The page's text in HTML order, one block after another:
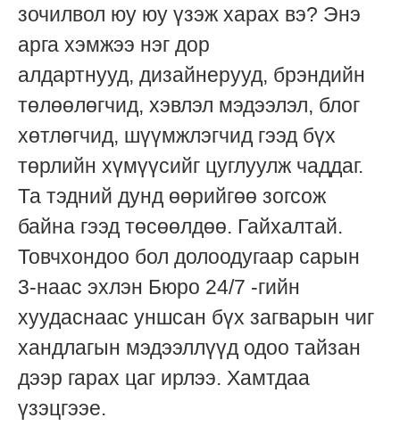
зочилвол юу юу үзэж харах вэ? Энэ
арга хэмжээ нэг дор
алдартнууд, дизайнерууд, брэндийн
төлөөлөгчид, хэвлэл мэдээлэл, блог
хөтлөгчид, шүүмжлэгчид гээд бүх
төрлийн хүмүүсийг цуглуулж чаддаг.
Та тэдний дунд өөрийгөө зогсож
байна гээд төсөөлдөө. Гайхалтай.
Товчхондоо бол долоодугаар сарын
3-наас эхлэн Бюро 24/7 -гийн
хуудаснаас уншсан бүх загварын чиг
хандлагын мэдээллүүд одоо тайзан
дээр гарах цаг ирлээ. Хамтдаа
үзэцгээе.